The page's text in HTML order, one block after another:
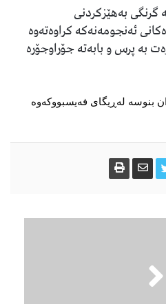
بەهێزکردنی
ئەنجومەنەكە کراوەتەوە
بە پرس و بابەتە جۆراوجۆرە
بنوسە لەڕیگای فەیسبووکەوە